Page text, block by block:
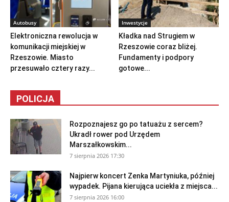
Autobusy
Elektroniczna rewolucja w
komunikacji miejskiej w
Rzeszowie. Miasto
przesuwało cztery razy...
Inwestycje
Kładka nad Strugiem w
Rzeszowie coraz bliżej.
Fundamenty i podpory
gotowe...
POLICJA
Rozpoznajesz go po tatuażu z sercem?
Ukradł rower pod Urzędem
Marszałkowskim...
7 sierpnia 2026 17:30
Najpierw koncert Zenka Martyniuka, później
wypadek. Pijana kierująca uciekła z miejsca...
7 sierpnia 2026 16:00